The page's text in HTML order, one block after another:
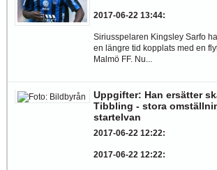
2017-06-22 13:44:
Siriusspelaren Kingsley Sarfo
en längre tid kopplats med en
Malmö FF. Nu...
Uppgifter: Han ersätter
Tibbling - stora
startelvan
2017-06-22 12:22:
2017-06-22 12:22: